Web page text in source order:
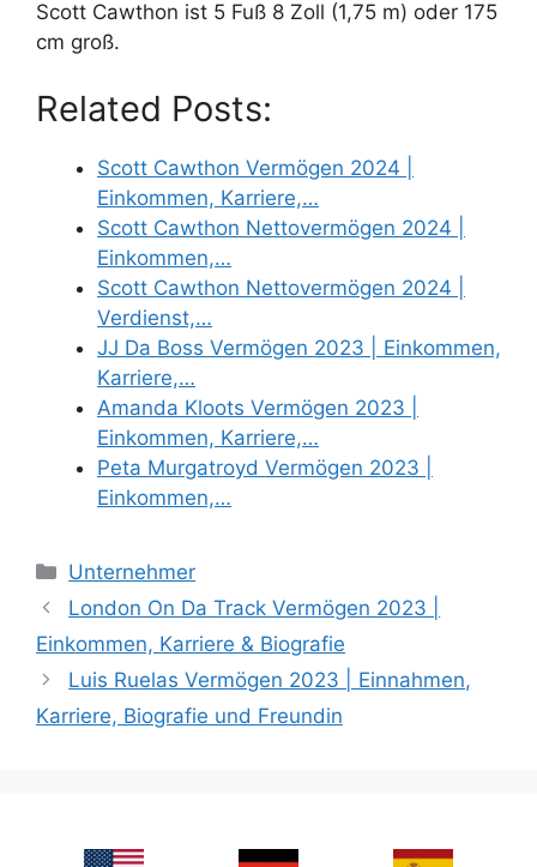
Scott Cawthon ist 5 Fuß 8 Zoll (1,75 m) oder 175
cm groß.
Related Posts:
Scott Cawthon Vermögen 2024 |
Einkommen, Karriere,…
Scott Cawthon Nettovermögen 2024 |
Einkommen,…
Scott Cawthon Nettovermögen 2024 |
Verdienst,…
JJ Da Boss Vermögen 2023 | Einkommen,
Karriere,…
Amanda Kloots Vermögen 2023 |
Einkommen, Karriere,…
Peta Murgatroyd Vermögen 2023 |
Einkommen,…
Categories
Unternehmer
London On Da Track Vermögen 2023 |
Einkommen, Karriere & Biografie
Luis Ruelas Vermögen 2023 | Einnahmen,
Karriere, Biografie und Freundin